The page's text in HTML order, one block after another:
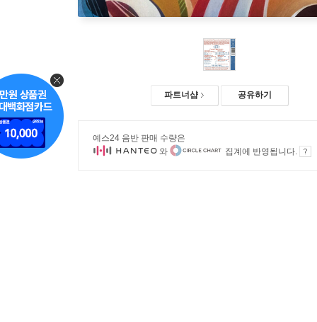
파트너샵 공유하기
예스24 음반 판매 수량은
와
집계에 반영됩니다.